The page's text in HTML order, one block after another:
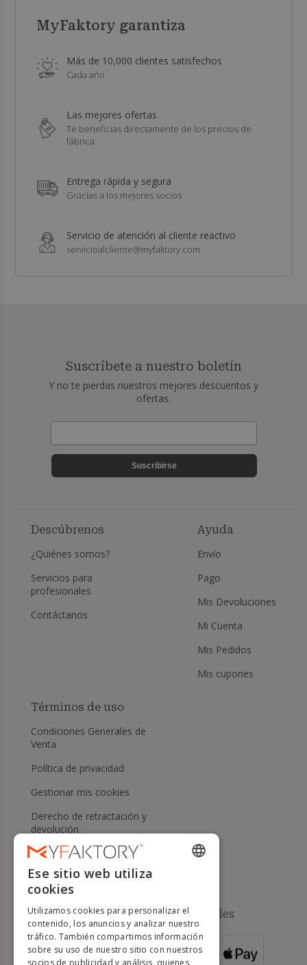
MyFaktory garantiza
Más de 10,000 clientes satisfechos
Cada año
Las mejores ofertas
Te beneficias directamente de los precios de
fábrica
Entrega rápida y segura
Gracias a los mejores socios
Servicio de atención al cliente reactivo
servicioalcliente@myfaktory.com
Suscríbete a nuestro boletín
Y no te pierdas nuestros mejores descuentos y
ofertas.
Suscribirse
Descúbrenos
¿Quiénes somos?
Servicios para
profesionales
Contáctanos
Ayuda
Envío
Pago
Mis Devoluciones
Mi Cuenta
Mis Pedidos
Mis cupones
Términos de uso
Condiciones Generales de
Venta
Política de privacidad
Gestionar mis cookies
Derecho de retractación y
devolución
Ayuda
Métodos de pago disponibles
DE MÁS DE 500
DUTCH
GERMAN
Ese sitio web utiliza
cookies
Utilizamos cookies para personalizar el
contenido, los anuncios y analizar nuestro
tráfico. También compartimos información
sobre su uso de nuestro sitio con nuestros
socios de publicidad y análisis, quienes